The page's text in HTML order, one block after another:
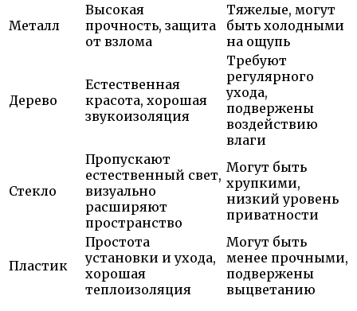
Металл
Высокая
прочность, защита
от взлома
Тяжелые, могут
быть холодными
на ощупь
Дерево
Естественная
красота, хорошая
звукоизоляция
Требуют
регулярного
ухода,
подвержены
воздействию
влаги
Стекло
Пропускают
естественный свет,
визуально
расширяют
пространство
Могут быть
хрупкими,
низкий уровень
приватности
Пластик
Простота
установки и ухода,
хорошая
теплоизоляция
Могут быть
менее прочными,
подвержены
выцветанию